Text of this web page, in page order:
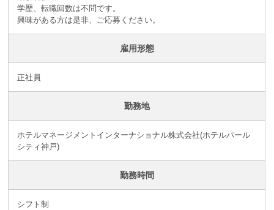
学歴、転職回数は不問です。
興味がある方は是非、ご応募ください。
雇用形態
正社員
勤務地
ホテルマネージメントインターナショナル株式会社(ホテルパール
シティ神戸)
勤務時間
シフト制